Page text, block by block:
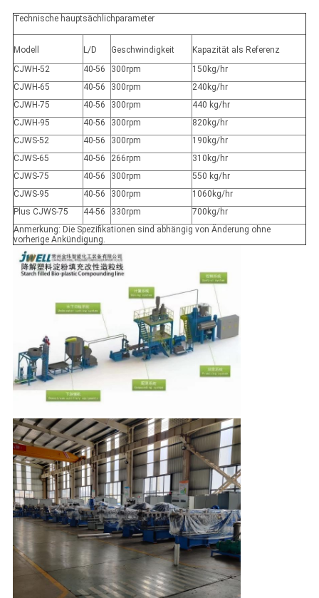
Technische hauptsächlichparameter
Modell L/D Geschwindigkeit
Kapazität als Referenz
CJWH-52
40-56 300rpm
150kg/hr
CJWH-65
40-56 300rpm
240kg/hr
CJWH-75
40-56 300rpm
440 kg/hr
CJWH-95
40-56 300rpm
820kg/hr
CJWS-52
40-56 300rpm
190kg/hr
CJWS-65
40-56 266rpm
310kg/hr
CJWS-75
40-56 300rpm
550 kg/hr
CJWS-95
40-56 300rpm
1060kg/hr
Plus CJWS-75
44-56 330rpm
700kg/hr
Anmerkung: Die Spezifikationen sind abhängig von Änderung ohne
vorherige Ankündigung.